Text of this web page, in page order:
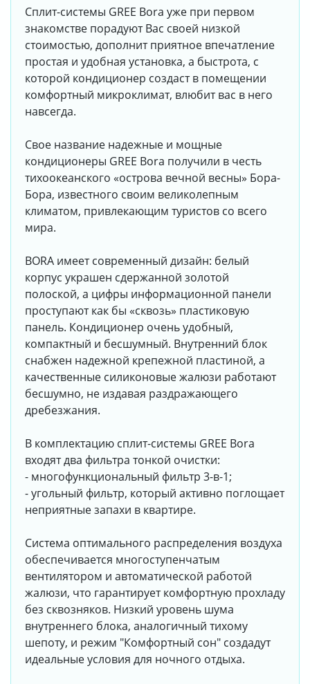
Сплит-системы GREE Bora уже при первом
знакомстве порадуют Вас своей низкой
стоимостью, дополнит приятное впечатление
простая и удобная установка, а быстрота, с
которой кондиционер создаст в помещении
комфортный микроклимат, влюбит вас в него
навсегда.
Свое название надежные и мощные
кондиционеры GREE Bora получили в честь
тихоокеанского «острова вечной весны» Бора-
Бора, известного своим великолепным
климатом, привлекающим туристов со всего
мира.
BORA имеет современный дизайн: белый
корпус украшен сдержанной золотой
полоской, а цифры информационной панели
проступают как бы «сквозь» пластиковую
панель. Кондиционер очень удобный,
компактный и бесшумный. Внутренний блок
снабжен надежной крепежной пластиной, а
качественные силиконовые жалюзи работают
бесшумно, не издавая раздражающего
дребезжания.
В комплектацию сплит-системы GREE Bora
входят два фильтра тонкой очистки:
- многофункциональный фильтр 3-в-1;
- угольный фильтр, который активно поглощает
неприятные запахи в квартире.
Система оптимального распределения воздуха
обеспечивается многоступенчатым
вентилятором и автоматической работой
жалюзи, что гарантирует комфортную прохладу
без сквозняков. Низкий уровень шума
внутреннего блока, аналогичный тихому
шепоту, и режим "Комфортный сон" создадут
идеальные условия для ночного отдыха.